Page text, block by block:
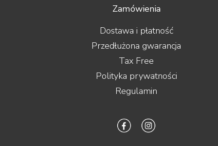
Zamówienia
Dostawa i płatność
Przedłużona gwarancja
Tax Free
Polityka prywatności
Regulamin